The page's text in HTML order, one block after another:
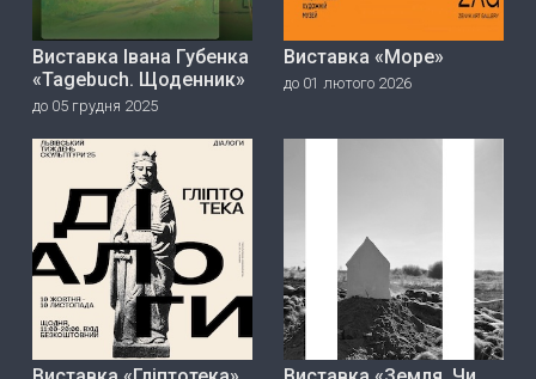
Виставка Івана Губенка
«Tagebuch. Щоденник»
до 05 грудня 2025
Виставка «Море»
до 01 лютого 2026